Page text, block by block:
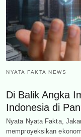
NYATA FAKTA NEWS
Di Balik Angka
Indonesia di
Nyata Nyata Fakta,
memproyeksikan